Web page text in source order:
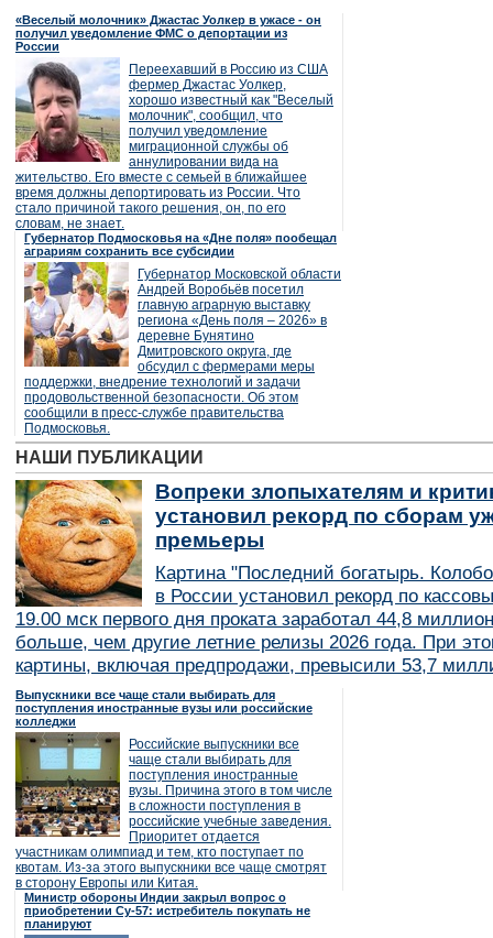
«Веселый молочник» Джастас Уолкер в ужасе - он
получил уведомление ФМС о депортации из
России
Переехавший в Россию из США
фермер Джастас Уолкер,
хорошо известный как "Веселый
молочник", сообщил, что
получил уведомление
миграционной службы об
аннулировании вида на
жительство. Его вместе с семьей в ближайшее
время должны депортировать из России. Что
стало причиной такого решения, он, по его
словам, не знает.
Губернатор Подмосковья на «Дне поля» пообещал
аграриям сохранить все субсидии
Губернатор Московской области
Андрей Воробьёв посетил
главную аграрную выставку
региона «День поля – 2026» в
деревне Бунятино
Дмитровского округа, где
обсудил с фермерами меры
поддержки, внедрение технологий и задачи
продовольственной безопасности. Об этом
сообщили в пресс-службе правительства
Подмосковья.
НАШИ ПУБЛИКАЦИИ
Вопреки злопыхателям и
установил рекорд по сборам
премьеры
Картина "Последний богатырь.
в России установил рекорд по
19.00 мск первого дня проката заработал 44,8
больше, чем другие летние релизы 2026 года. При
картины, включая предпродажи, превысили 53,7
Выпускники все чаще стали выбирать для
поступления иностранные вузы или российские
колледжи
Российские выпускники все
чаще стали выбирать для
поступления иностранные
вузы. Причина этого в том числе
в сложности поступления в
российские учебные заведения.
Приоритет отдается
участникам олимпиад и тем, кто поступает по
квотам. Из-за этого выпускники все чаще смотрят
в сторону Европы или Китая.
Министр обороны Индии закрыл вопрос о
приобретении Су-57: истребитель покупать не
планируют